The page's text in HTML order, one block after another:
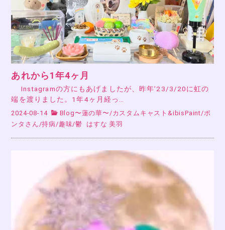
あれから1年4ヶ月
Instagramの方にもあげましたが、昨年’23/3/20に虹の
端を渡りました。1年4ヶ月経っ…
2024-08-14 Blog〜蓮の華〜/カスタムキャスト&ibisPaint/ポ
ンタさん/持病/趣味/鬱 はすな 美羽